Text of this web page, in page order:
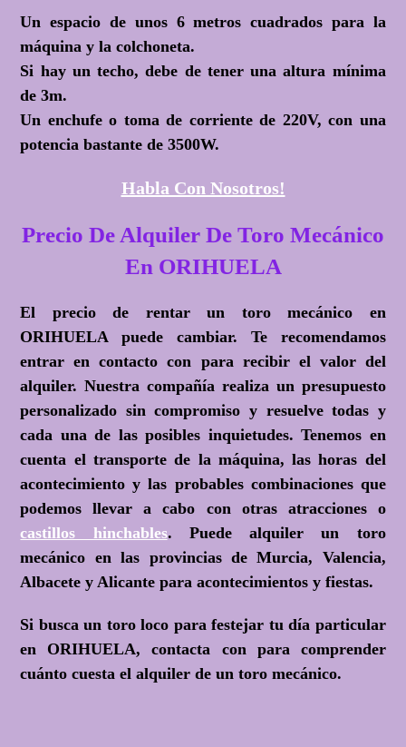
Un espacio de unos 6 metros cuadrados para la
máquina y la colchoneta.
Si hay un techo, debe de tener una altura mínima
de 3m.
Un enchufe o toma de corriente de 220V, con una
potencia bastante de 3500W.
Habla Con Nosotros!
Precio De Alquiler De Toro Mecánico
En ORIHUELA
El precio de rentar un toro mecánico en
ORIHUELA puede cambiar. Te recomendamos
entrar en contacto con para recibir el valor del
alquiler. Nuestra compañía realiza un presupuesto
personalizado sin compromiso y resuelve todas y
cada una de las posibles inquietudes. Tenemos en
cuenta el transporte de la máquina, las horas del
acontecimiento y las probables combinaciones que
podemos llevar a cabo con otras atracciones o
castillos hinchables. Puede alquiler un toro
mecánico en las provincias de Murcia, Valencia,
Albacete y Alicante para acontecimientos y fiestas.
Si busca un toro loco para festejar tu día particular
en ORIHUELA, contacta con para comprender
cuánto cuesta el alquiler de un toro mecánico.